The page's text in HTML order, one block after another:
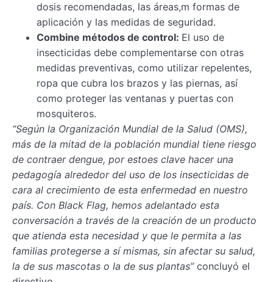
dosis recomendadas, las áreas,m formas de
aplicación y las medidas de seguridad.
Combine métodos de control: El uso de
insecticidas debe complementarse con otras
medidas preventivas, como utilizar repelentes,
ropa que cubra los brazos y las piernas, así
como proteger las ventanas y puertas con
mosquiteros.
“Según la Organización Mundial de la Salud (OMS),
más de la mitad de la población mundial tiene riesgo
de contraer dengue, por estoes clave hacer una
pedagogía alrededor del uso de los insecticidas de
cara al crecimiento de esta enfermedad en nuestro
país. Con Black Flag, hemos adelantado esta
conversación a través de la creación de un producto
que atienda esta necesidad y que le permita a las
familias protegerse a sí mismas, sin afectar su salud,
la de sus mascotas o la de sus plantas”concluyó el